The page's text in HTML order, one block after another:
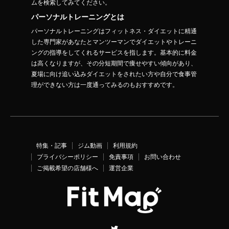
ムを検索してみてください。
パーソナルトレーニングとは
パーソナルトレーニングはフィットネス・ダイエットに精通
した専門家があなたとマンツーマンでダイエットやトレーニ
ングの指導をしてくれるサービスを指します。基本的に料金
は高くなりますが、その分短期間で痩せやすい傾向があり、
夏場に向け追い込みダイエットをされたい方や自分で食事管
理ができない方は一度通ってみるのもおすすめです。
特集・記事 ジム動画
利用規約
プライバシーポリシー
免責事項
お問い合わせ
ご掲載希望の店舗様へ
運営企業